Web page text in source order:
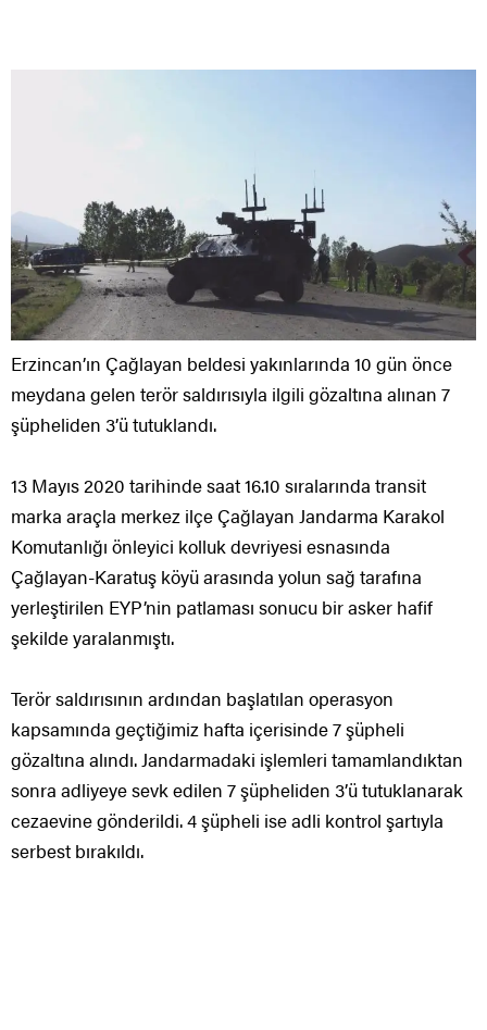
Erzincan’ın Çağlayan beldesi yakınlarında 10 gün önce
meydana gelen terör saldırısıyla ilgili gözaltına alınan 7
şüpheliden 3’ü tutuklandı.
13 Mayıs 2020 tarihinde saat 16.10 sıralarında transit
marka araçla merkez ilçe Çağlayan Jandarma Karakol
Komutanlığı önleyici kolluk devriyesi esnasında
Çağlayan-Karatuş köyü arasında yolun sağ tarafına
yerleştirilen EYP’nin patlaması sonucu bir asker hafif
şekilde yaralanmıştı.
Terör saldırısının ardından başlatılan operasyon
kapsamında geçtiğimiz hafta içerisinde 7 şüpheli
gözaltına alındı. Jandarmadaki işlemleri tamamlandıktan
sonra adliyeye sevk edilen 7 şüpheliden 3’ü tutuklanarak
cezaevine gönderildi. 4 şüpheli ise adli kontrol şartıyla
serbest bırakıldı.